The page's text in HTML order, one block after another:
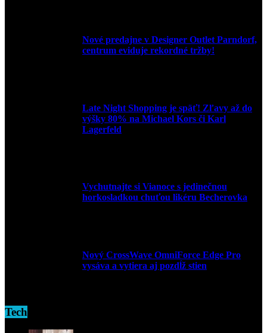
Nové predajne v Designer Outlet Parndorf,
centrum eviduje rekordné tržby!
Late Night Shopping je späť! Zľavy až do
výšky 80% na Michael Kors či Karl
Lagerfeld
Vychutnajte si Vianoce s jedinečnou
horkosladkou chuťou likéru Becherovka
Nový CrossWave OmniForce Edge Pro
vysáva a vytiera aj pozdĺž stien
Tech